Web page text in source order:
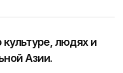
культуре, людях и
Азии.